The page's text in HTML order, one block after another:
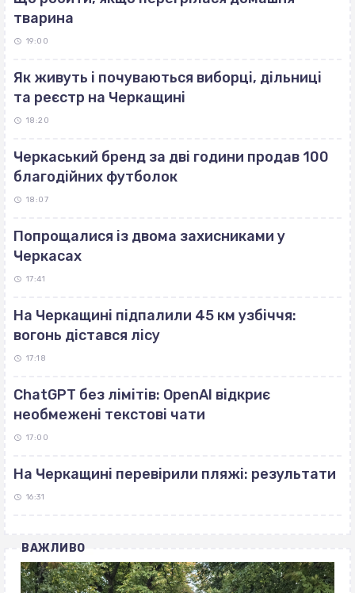
тварина
19:00
Як живуть і почуваються виборці, дільниці
та реєстр на Черкащині
18:20
Черкаський бренд за дві години продав 100
благодійних футболок
18:07
Попрощалися із двома захисниками у
Черкасах
17:41
На Черкащині підпалили 45 км узбіччя:
вогонь дістався лісу
17:18
ChatGPT без лімітів: OpenAI відкриє
необмежені текстові чати
17:00
На Черкащині перевірили пляжі: результати
16:31
ВАЖЛИВО